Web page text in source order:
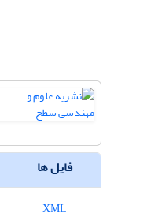
فایل ها